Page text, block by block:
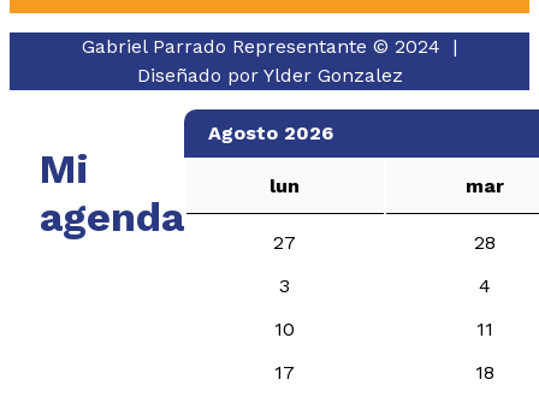
Gabriel Parrado Representante © 2024 |
Diseñado por Ylder Gonzalez
Mi
agenda
Agosto 2026
lun mar
27
28
3
4
10
11
17
18